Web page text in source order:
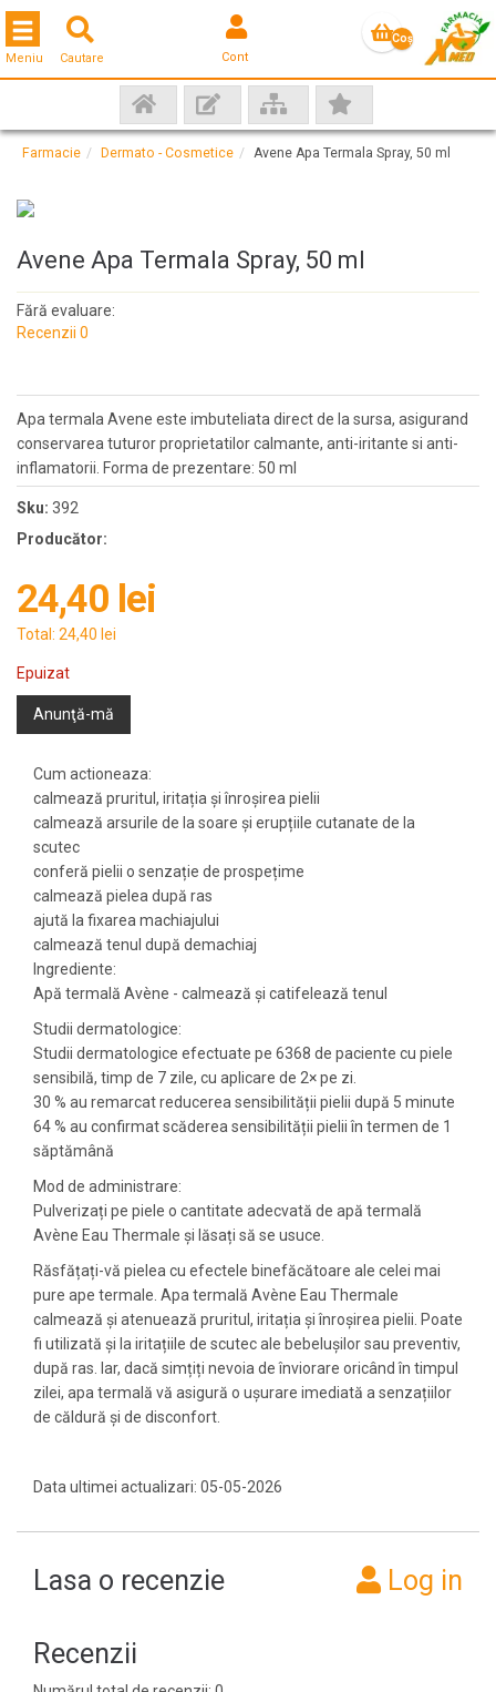
Cautare Cont
Coş
Toggle navigation
Meniu
Farmacie Dermato - Cosmetice Avene Apa Termala Spray, 50 ml
Avene Apa Termala Spray, 50 ml
Fără evaluare:
Recenzii 0
Apa termala Avene este imbuteliata direct de la sursa, asigurand
conservarea tuturor proprietatilor calmante, anti-iritante si anti-
inflamatorii. Forma de prezentare: 50 ml
Sku: 392
Producător:
24,40 lei
Total: 24,40 lei
Epuizat
Anunţă-mă
Cum actioneaza:
calmează pruritul, iritația și înroșirea pielii
calmează arsurile de la soare și erupțiile cutanate de la
scutec
conferă pielii o senzație de prospețime
calmează pielea după ras
ajută la fixarea machiajului
calmează tenul după demachiaj
Ingrediente:
Apă termală Avène - calmează și catifelează tenul
Studii dermatologice:
Studii dermatologice efectuate pe 6368 de paciente cu piele
sensibilă, timp de 7 zile, cu aplicare de 2× pe zi.
30 % au remarcat reducerea sensibilității pielii după 5 minute
64 % au confirmat scăderea sensibilității pielii în termen de 1
săptămână
Mod de administrare:
Pulverizați pe piele o cantitate adecvată de apă termală
Avène Eau Thermale și lăsați să se usuce.
Răsfățați-vă pielea cu efectele binefăcătoare ale celei mai
pure ape termale. Apa termală Avène Eau Thermale
calmează și atenuează pruritul, iritația și înroșirea pielii. Poate
fi utilizată și la iritațiile de scutec ale bebelușilor sau preventiv,
după ras. Iar, dacă simțiți nevoia de înviorare oricând în timpul
zilei, apa termală vă asigură o ușurare imediată a senzațiilor
de căldură și de disconfort.
Data ultimei actualizari: 05-05-2026
Lasa o recenzie Log in
Recenzii